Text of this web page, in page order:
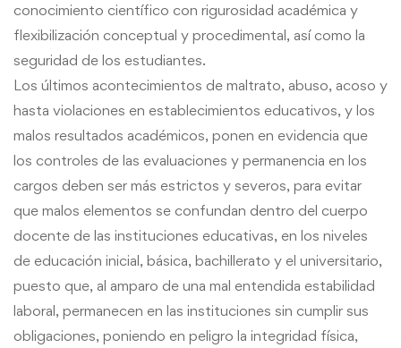
conocimiento científico con rigurosidad académica y
flexibilización conceptual y procedimental, así como la
seguridad de los estudiantes.
Los últimos acontecimientos de maltrato, abuso, acoso y
hasta violaciones en establecimientos educativos, y los
malos resultados académicos, ponen en evidencia que
los controles de las evaluaciones y permanencia en los
cargos deben ser más estrictos y severos, para evitar
que malos elementos se confundan dentro del cuerpo
docente de las instituciones educativas, en los niveles
de educación inicial, básica, bachillerato y el universitario,
puesto que, al amparo de una mal entendida estabilidad
laboral, permanecen en las instituciones sin cumplir sus
obligaciones, poniendo en peligro la integridad física,